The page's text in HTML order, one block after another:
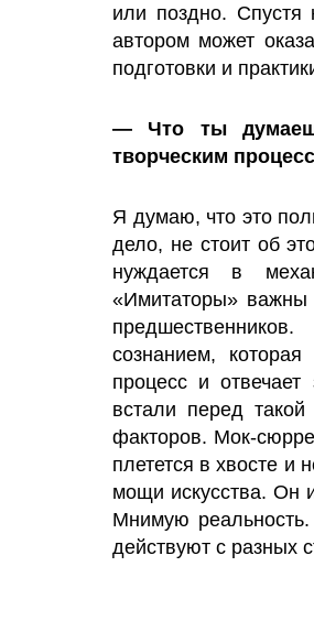
или поздно. Спустя
автором может
подготовки и
— Что ты
творческим
Я думаю, что это
дело, не стоит об
нуждается в
«Имитаторы» важны
сознанием,
процесс и
встали перед
факторов. Мок-
плетется в хвосте и
мощи искусства. Он
Мнимую
действуют с разных